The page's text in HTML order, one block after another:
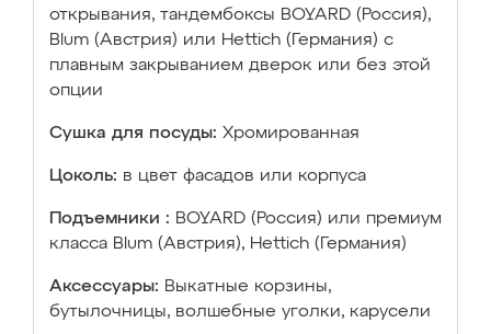
открывания, тандембоксы BOYARD (Россия),
Blum (Австрия) или Hettich (Германия) с
плавным закрыванием дверок или без этой
опции
Сушка для посуды: Хромированная
Цоколь: в цвет фасадов или корпуса
Подъемники : BOYARD (Россия) или премиум
класса Blum (Австрия), Hettich (Германия)
Аксессуары: Выкатные корзины,
бутылочницы, волшебные уголки, карусели